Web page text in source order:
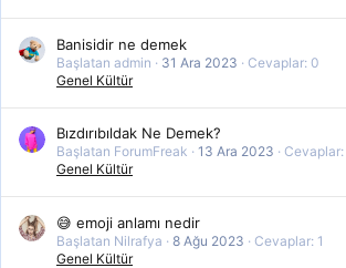
Banisidir ne demek
Başlatan admin 31 Ara 2023
Cevaplar: 0
Genel Kültür
Bızdırıbıldak Ne Demek?
Başlatan ForumFreak 13 Ara 2023
Cevaplar:
Genel Kültür
😅 emoji anlamı nedir
Başlatan Nilrafya 8 Ağu 2023
Cevaplar: 1
Genel Kültür